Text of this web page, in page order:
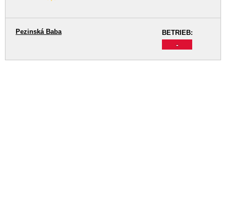
BETRIEB:
-
Pezinská Baba